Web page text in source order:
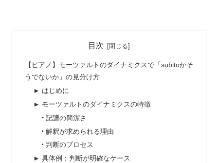
目次
【ピアノ】モーツァルトのダイナミクスで「subitoかそ
うでないか」の見分け方
► はじめに
► モーツァルトのダイナミクスの特徴
‣ 記譜の簡潔さ
‣ 解釈が求められる理由
‣ 判断のプロセス
► 具体例：判断が明確なケース